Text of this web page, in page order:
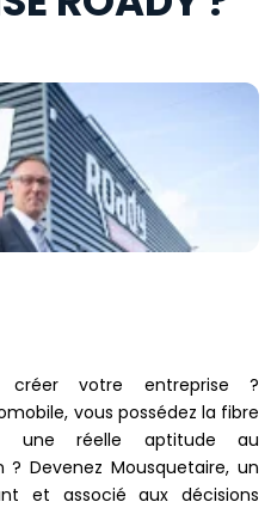
créer votre entreprise ?
vous possédez la fibre
une réelle aptitude au
Devenez Mousquetaire, un
et associé aux décisions